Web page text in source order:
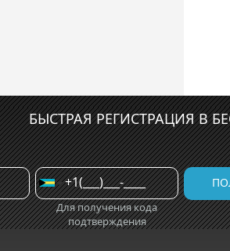
БЫСТРАЯ РЕГИСТРАЦИЯ В
Для получения кода
подтверждения